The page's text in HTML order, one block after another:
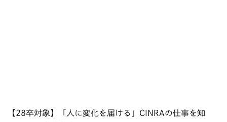
【28卒対象】「人に変化を届ける」CINRAの仕事を知